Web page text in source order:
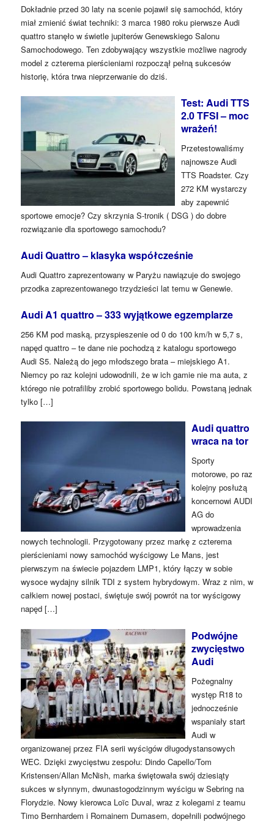
Dokładnie przed 30 laty na scenie pojawił się samochód, który
miał zmienić świat techniki: 3 marca 1980 roku pierwsze Audi
quattro stanęło w świetle jupiterów Genewskiego Salonu
Samochodowego. Ten zdobywający wszystkie możliwe nagrody
model z czterema pierścieniami rozpoczął pełną sukcesów
historię, która trwa nieprzerwanie do dziś.
Test: Audi TTS
2.0 TFSI – moc
wrażeń!
Przetestowaliśmy
najnowsze Audi
TTS Roadster. Czy
272 KM wystarczy
aby zapewnić
sportowe emocje? Czy skrzynia S-tronik ( DSG ) do dobre
rozwiązanie dla sportowego samochodu?
Audi Quattro – klasyka współcześnie
Audi Quattro zaprezentowany w Paryżu nawiązuje do swojego
przodka zaprezentowanego trzydzieści lat temu w Genewie.
Audi A1 quattro – 333 wyjątkowe egzemplarze
256 KM pod maską, przyspieszenie od 0 do 100 km/h w 5,7 s,
napęd quattro – te dane nie pochodzą z katalogu sportowego
Audi S5. Należą do jego młodszego brata – miejskiego A1.
Niemcy po raz kolejni udowodnili, że w ich gamie nie ma auta, z
którego nie potrafiliby zrobić sportowego bolidu. Powstaną jednak
tylko […]
Audi quattro
wraca na tor
Sporty
motorowe, po raz
kolejny posłużą
koncernowi AUDI
AG do
wprowadzenia
nowych technologii. Przygotowany przez markę z czterema
pierścieniami nowy samochód wyścigowy Le Mans, jest
pierwszym na świecie pojazdem LMP1, który łączy w sobie
wysoce wydajny silnik TDI z system hybrydowym. Wraz z nim, w
całkiem nowej postaci, świętuje swój powrót na tor wyścigowy
napęd […]
Podwójne
zwycięstwo
Audi
Pożegnalny
występ R18 to
jednocześnie
wspaniały start
Audi w
organizowanej przez FIA serii wyścigów długodystansowych
WEC. Dzięki zwycięstwu zespołu: Dindo Capello/Tom
Kristensen/Allan McNish, marka świętowała swój dziesiąty
sukces w słynnym, dwunastogodzinnym wyścigu w Sebring na
Florydzie. Nowy kierowca Loïc Duval, wraz z kolegami z teamu
Timo Bernhardem i Romainem Dumasem, dopełnili podwójnego